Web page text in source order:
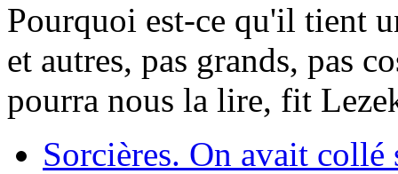
Pourquoi est-ce qu'il tient
et autres, pas grands, pas
pourra nous la lire, fit
Sorcières. On avait collé